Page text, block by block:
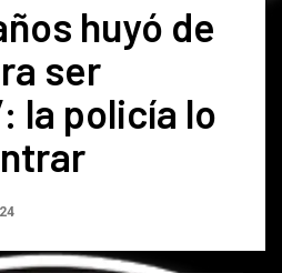
huyó de
ser
la policía lo